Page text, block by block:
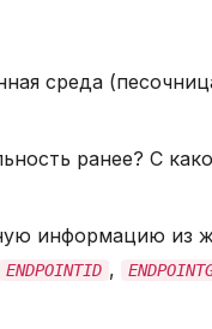
среда
ранее? С
информацию из
ENDPOINTID ,